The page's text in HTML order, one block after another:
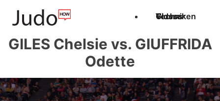
Techniken
Videos
Glossar
GILES Chelsie vs. GIUFFRIDA
Odette